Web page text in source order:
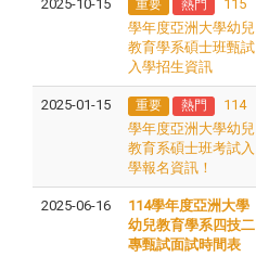
2025-10-15 重要 熱門
115
學年度亞洲大學幼兒
教育學系碩士班甄試
入學招生資訊
2025-01-15 重要 熱門
114
學年度亞洲大學幼兒
教育系碩士班考試入
學報名資訊！
2025-06-16
114學年度亞洲大學
幼兒教育學系四技二
專甄試面試時間表